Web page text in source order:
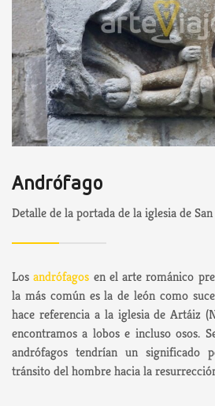
Andrófago
Detalle de la portada de la iglesia de
Losandrófagos en el arte románico
la más común es la de león como
hace referencia a la iglesia de Artáiz
encontramos a lobos e incluso osos.
andrófagos tendrían un significado
tránsito del hombre hacia la